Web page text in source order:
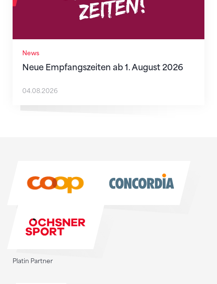
News
Neue Empfangszeiten ab 1. August 2026
04.08.2026
Platin Partner